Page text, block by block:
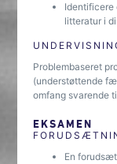
Identificere
litteratur i
Problembaseret
(understøttende
omfang svarende
EKSAMEN
En